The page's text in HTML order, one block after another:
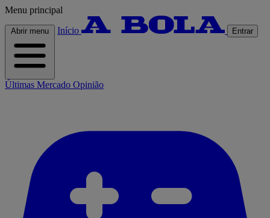
Menu principal
Abrir menu Início Entrar
Últimas Mercado Opinião